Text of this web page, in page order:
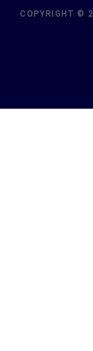
COPYRIGHT ©